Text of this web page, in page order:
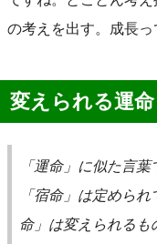
の考えを出す。成長っ
変えられる運命
「運命」に似た言
「宿命」は定めら
命」は変えられる